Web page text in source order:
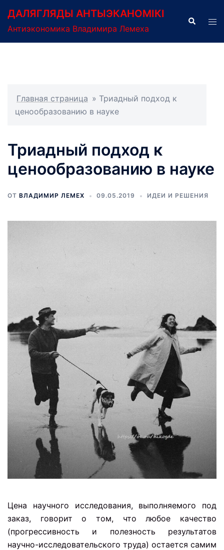
содержимому
ДАЛЯГЛЯДЫ АНТЫЭКАНОМІКІ
Антиэкономика Владимира Лемеха
Поиск
Главная страница » Триадный подход к
ценообразованию в науке
Триадный подход к
ценообразованию в науке
ОТ ВЛАДИМИР ЛЕМЕХ 09.05.2019 ИДЕИ И РЕШЕНИЯ
Цена научного исследования, выполняемого под
заказ, говорит о том, что любое качество
(прогрессивность и полезность результатов
научно-исследовательского труда) остается самим